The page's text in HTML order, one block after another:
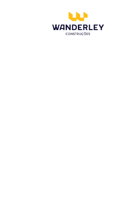
Compre online